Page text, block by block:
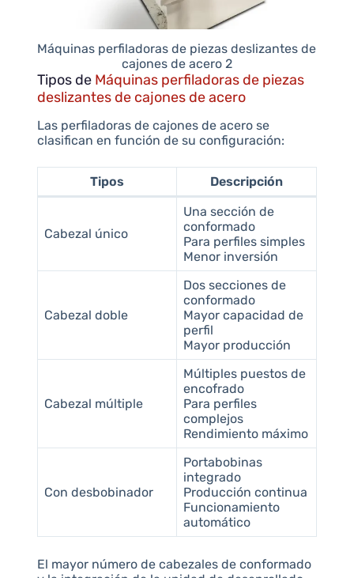
Máquinas perfiladoras de piezas deslizantes de
cajones de acero 2
Tipos de Máquinas perfiladoras de piezas
deslizantes de cajones de acero
Las perfiladoras de cajones de acero se
clasifican en función de su configuración:
Tipos Descripción
Cabezal único
Una sección de
conformado
Para perfiles simples
Menor inversión
Cabezal doble
Dos secciones de
conformado
Mayor capacidad de
perfil
Mayor producción
Cabezal múltiple
Múltiples puestos de
encofrado
Para perfiles
complejos
Rendimiento máximo
Con desbobinador
Portabobinas
integrado
Producción continua
Funcionamiento
automático
El mayor número de cabezales de conformado